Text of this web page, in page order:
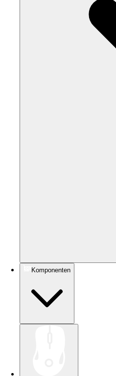
Komponenten